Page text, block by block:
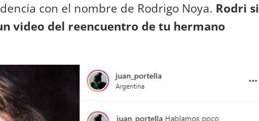
con el nombre de Rodrigo Noya. Rodri si
video del reencuentro de tu hermano